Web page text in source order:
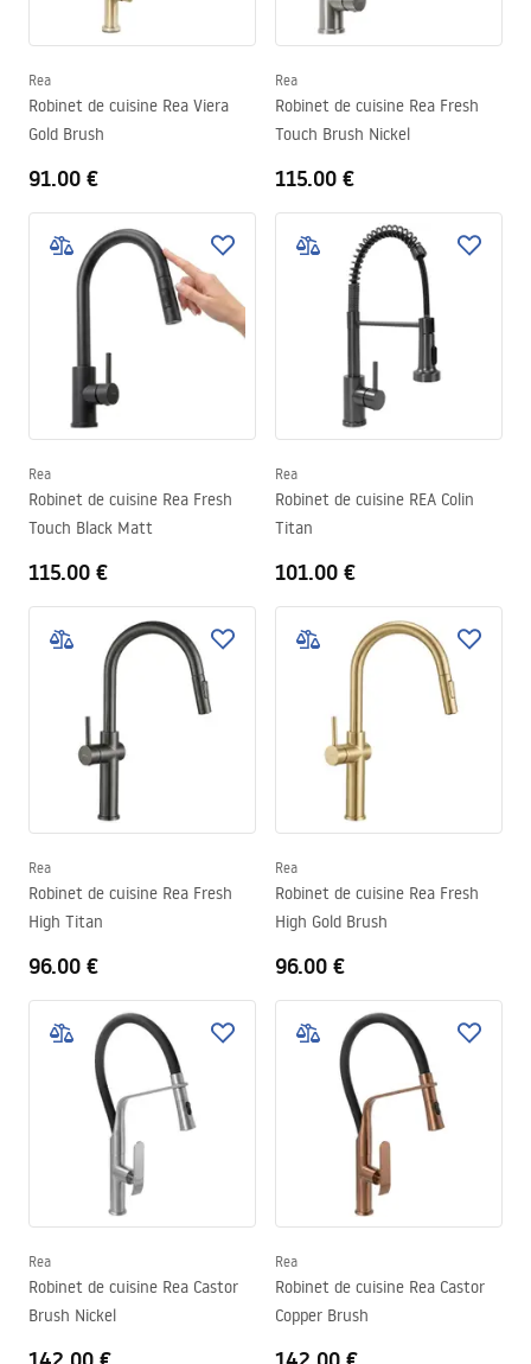
Rea
Robinet de cuisine Rea Viera
Gold Brush
91.00 €
Rea
Robinet de cuisine Rea Fresh
Touch Brush Nickel
115.00 €
Rea
Robinet de cuisine Rea Fresh
Touch Black Matt
115.00 €
Rea
Robinet de cuisine REA Colin
Titan
101.00 €
Rea
Robinet de cuisine Rea Fresh
High Titan
96.00 €
Rea
Robinet de cuisine Rea Fresh
High Gold Brush
96.00 €
Rea
Robinet de cuisine Rea Castor
Brush Nickel
Rea
Robinet de cuisine Rea Castor
Copper Brush